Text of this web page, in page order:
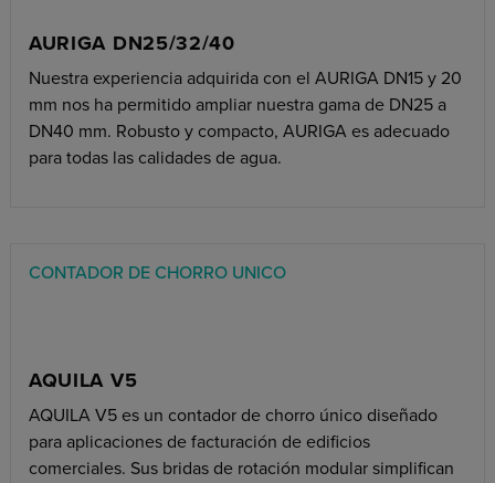
AURIGA DN25/32/40
Nuestra experiencia adquirida con el AURIGA DN15 y 20
mm nos ha permitido ampliar nuestra gama de DN25 a
DN40 mm. Robusto y compacto, AURIGA es adecuado
para todas las calidades de agua.
CONTADOR DE CHORRO UNICO
AQUILA V5
AQUILA V5 es un contador de chorro único diseñado
para aplicaciones de facturación de edificios
comerciales. Sus bridas de rotación modular simplifican